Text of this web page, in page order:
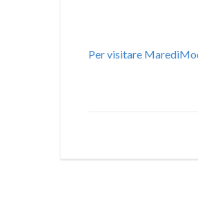
Per visitare